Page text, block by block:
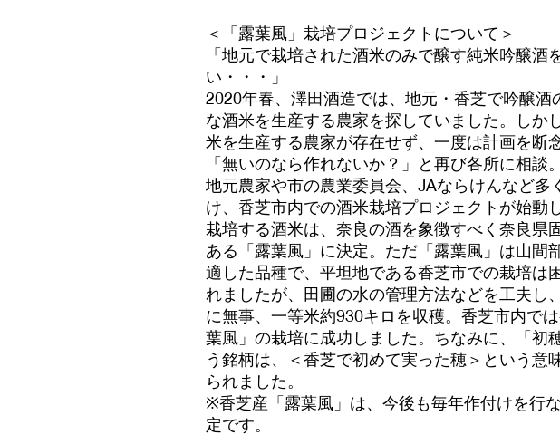
＜「露葉風」栽培プロジェクトについて＞
「地元で栽培された酒米のみで醸す純米吟醸酒
い・・・」
2020年春、澤田酒造では、地元・香芝で吟醸酒
な酒米を生産する農家を探していました。しか
米を生産する農家が存在せず、一度は計画を断
「無いのなら作れないか？」と再び各所に相談。
地元農家や市の農業委員会、JAならけんなど多
け、香芝市内での酒米栽培プロジェクトが始動
栽培する酒米は、奈良の酒を象徴すべく奈良県
ある「露葉風」に決定。ただ「露葉風」は山間
適した品種で、平坦地である香芝市での栽培は
れましたが、田圃の水の管理方法などを工夫し
に無事、一等米約930キロを収穫。香芝市内で
葉風」の栽培に成功しました。ちなみに、「初
う銘柄は、＜香芝で初めて実った穂＞という意
られました。
※香芝産「露葉風」は、今後も毎年作付けを行
定です。